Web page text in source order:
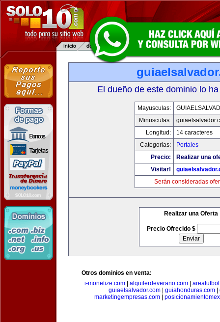
El dueño de este dominio lo
Mayusculas:
Minusculas:
Longitud:
14 caracteres
Categorias:
Portales
Precio:
Realizar una
Visitar!
Serán consideradas
Realizar una Oferta
Precio Ofrecido $
Otros dominios en venta:
i-monetize.com
alquilerdeverano.com
guiaelsalvador.com| guiahonduras.com|
marketingempresas.com